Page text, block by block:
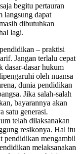
begitu pertauran
langsung dapat
dibutuhkan
lagi.
– praktisi
Jangan terlalu cepat
dasar-dasar hukum
oleh nuansa
dunia pendidikan
Jika salah-salah
bayarannya akan
satu generasi.
telah dilaksanakan
resikonya. Hal itu
pendidikan mengambil
melaksanakan